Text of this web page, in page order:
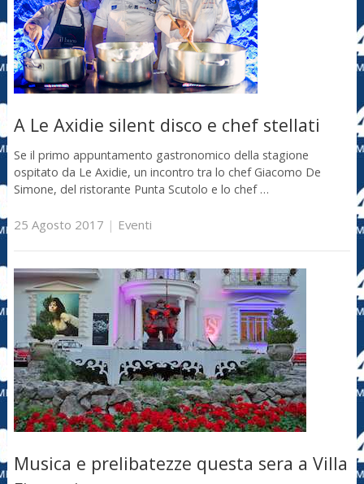
A Le Axidie silent disco e chef stellati
Se il primo appuntamento gastronomico della stagione
ospitato da Le Axidie, un incontro tra lo chef Giacomo De
Simone, del ristorante Punta Scutolo e lo chef …
25 Agosto 2017 | Eventi
Musica e prelibatezze questa sera a Villa